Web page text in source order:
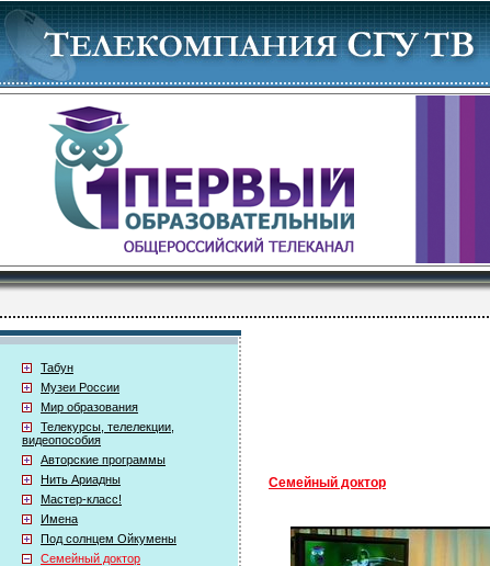
Табун
Музеи России
Мир образования
Телекурсы, телелекции,
видеопособия
Авторские программы
Нить Ариадны
Мастер-класс!
Имена
Под солнцем Ойкумены
Семейный доктор
Семейный доктор